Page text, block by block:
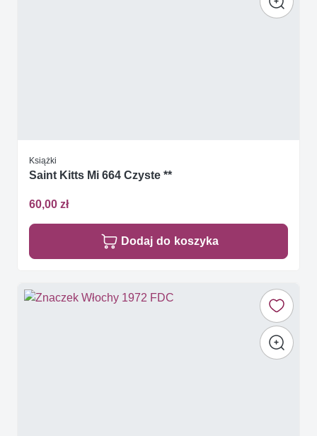
Książki
Saint Kitts Mi 664 Czyste **
60,00 zł
Dodaj do koszyka